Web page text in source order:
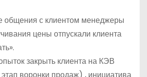
общения с клиентом менеджеры
цены отпускали клиента
закрыть клиента на КЭВ
воронки продаж) , инициатива